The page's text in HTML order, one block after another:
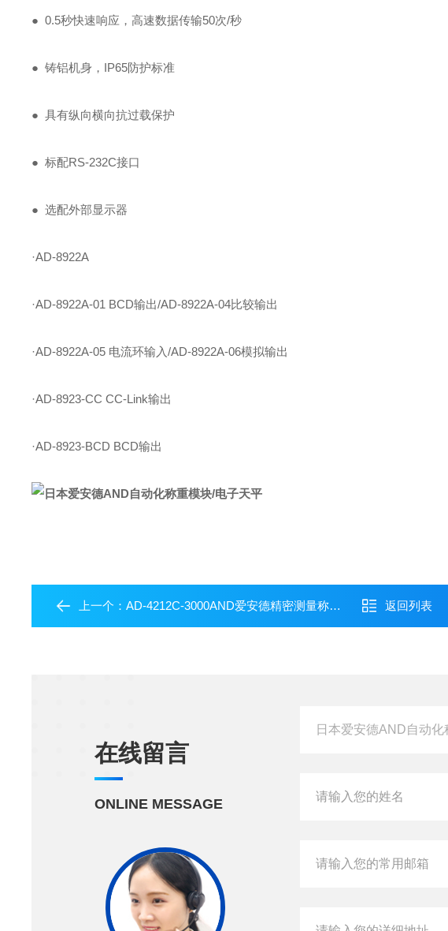
● 0.5秒快速响应，高速数据传输50次/秒
● 铸铝机身，IP65防护标准
● 具有纵向横向抗过载保护
● 标配RS-232C接口
● 选配外部显示器
·AD-8922A
·AD-8922A-01 BCD输出/AD-8922A-04比较输出
·AD-8922A-05 电流环输入/AD-8922A-06模拟输出
·AD-8923-CC CC-Link输出
·AD-8923-BCD BCD输出
上一个：AD-4212C-3000AND爱安德精密测量称重设备-自动化称重模块 返回列表
在线留言
ONLINE MESSAGE